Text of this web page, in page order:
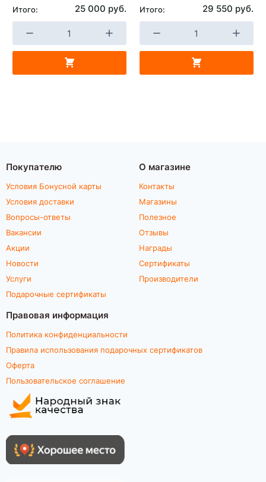
Итого: 25 000 руб. Итого: 29 550 руб.
Покупателю
Условия Бонусной карты
Условия доставки
Вопросы-ответы
Вакансии
Акции
Новости
Услуги
Подарочные сертификаты
О магазине
Контакты
Магазины
Полезное
Отзывы
Награды
Сертификаты
Производители
Правовая информация
Политика конфиденциальности
Правила использования подарочных сертификатов
Оферта
Пользовательское соглашение